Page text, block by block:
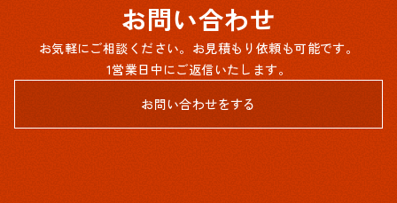
お問い合わせ
お気軽にご相談ください。お見積もり依頼も可能です。
1営業日中にご返信いたします。
お問い合わせをする